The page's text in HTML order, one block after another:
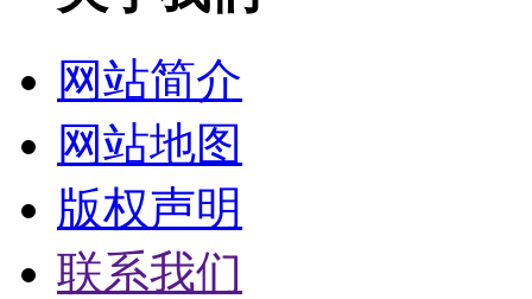
网站简介
网站地图
版权声明
联系我们